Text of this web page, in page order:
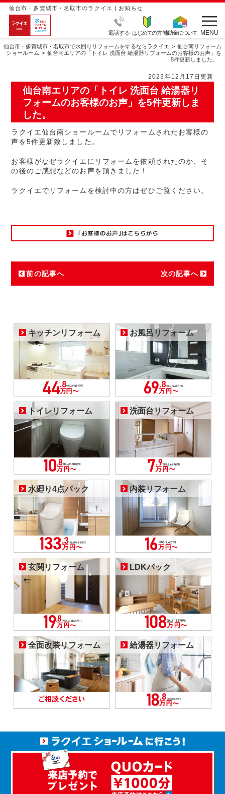
仙台市・多賀城市・名取市のラクイエ | お知らせ
電話する はじめての方補助金について MENU
仙台市・多賀城市・名取市で水回りリフォームをするならラクイエ
仙台南リフォーム
ショールーム
仙台南エリアの「トイレ 洗面台 給湯器リフォームのお客様のお声」を
5件更新しました。
2023年12月17日更新
仙台南エリアの「トイレ 洗面台 給湯器リ
フォームのお客様のお声」を5件更新しま
した。
ラクイエ仙台南ショールームでリフォームされたお客様の
声を5件更新致しました。
お客様がなぜラクイエにリフォームを依頼されたのか、そ
の後のご感想などのお声を頂きました！
ラクイエでリフォームを検討中の方はぜひご覧ください。
前の記事へ 次の記事へ
キッチンリフォーム お風呂リフォーム
トイレリフォーム 洗面台リフォーム
水廻り4点パック 内装リフォーム
玄関リフォーム LDKパック
全面改装リフォーム 給湯器リフォーム